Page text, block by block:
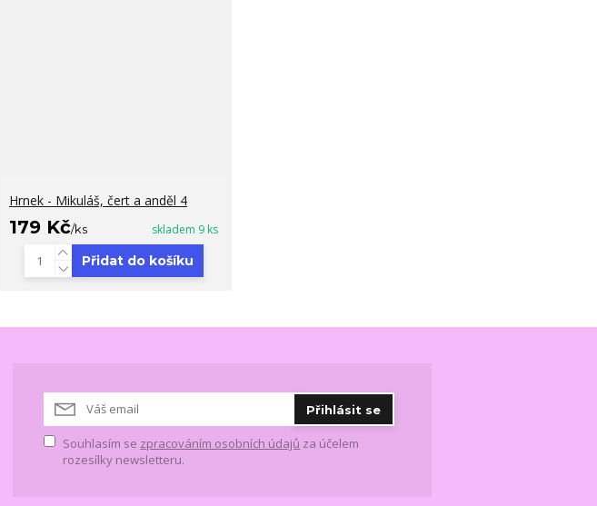
Hrnek - Mikuláš, čert a anděl 4
179 Kč/ks skladem 9 ks
Přidat do košíku
Přihlásit se
Souhlasím se zpracováním osobních údajů za účelem
rozesílky newsletteru.